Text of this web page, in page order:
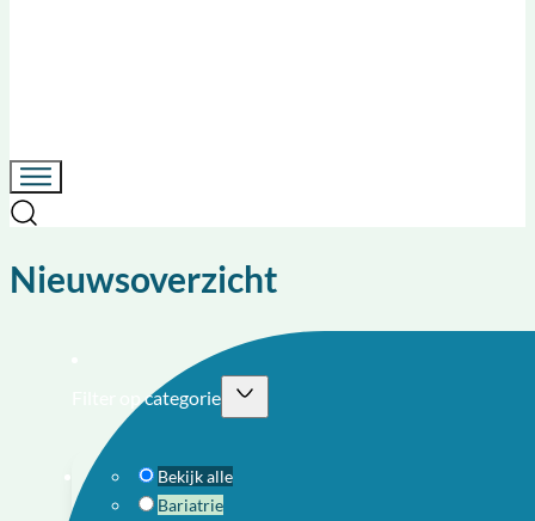
Nieuwsoverzicht
Filter op categorie
Bekijk alle
Bariatrie